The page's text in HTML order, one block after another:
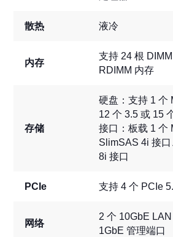
散热 液冷
内存
支持 24 根
RDIMM 内存
存储
硬盘：支持 1 个
12 个 3.5 或 15
接口：板载 1 个
SlimSAS 4i 接
8i 接口
PCIe 支持 4 个 PCIe
网络
2 个 10GbE
1GbE 管理端口